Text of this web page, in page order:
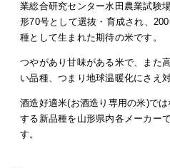
業総合研究センター水田農業試験
形70号として選抜・育成され、
種として生まれた期待の米です。
つやがあり甘味がある米で、また
い品種、つまり地球温暖化にさえ
酒造好適米(お酒造り専用の米)で
する新品種を山形県内各メーカー
す。